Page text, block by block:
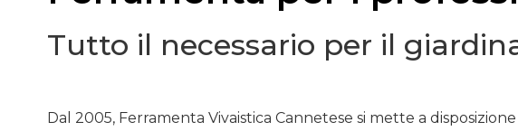
Tutto il necessario per il
Dal 2005, Ferramenta Vivaistica Cannetese si mette a